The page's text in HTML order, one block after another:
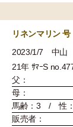
リネンマリン 号
2023/1/7 中
21年 ｻﾏｰS
父：
母：
馬齢：3 / 性
販売者：